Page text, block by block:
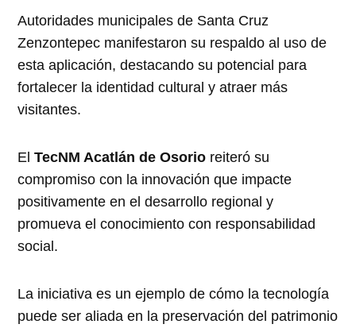
Autoridades municipales de Santa Cruz
Zenzontepec manifestaron su respaldo al uso de
esta aplicación, destacando su potencial para
fortalecer la identidad cultural y atraer más
visitantes.
ElTecNM Acatlán de Osorio reiteró su
compromiso con la innovación que impacte
positivamente en el desarrollo regional y
promueva el conocimiento con responsabilidad
social.
La iniciativa es un ejemplo de cómo la tecnología
puede ser aliada en la preservación del patrimonio